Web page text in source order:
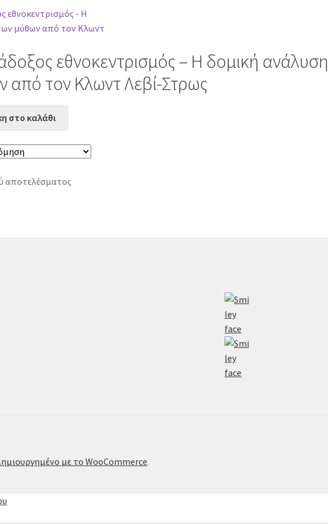
εθνοκεντρισμός – Η δομική ανάλυση
από τον Κλωντ Λεβί-Στρως
στο καλάθι
αποτελέσματος
με το WooCommerce.